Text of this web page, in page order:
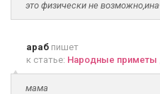
это физически не
араб пишет
к статье: Народные
мама